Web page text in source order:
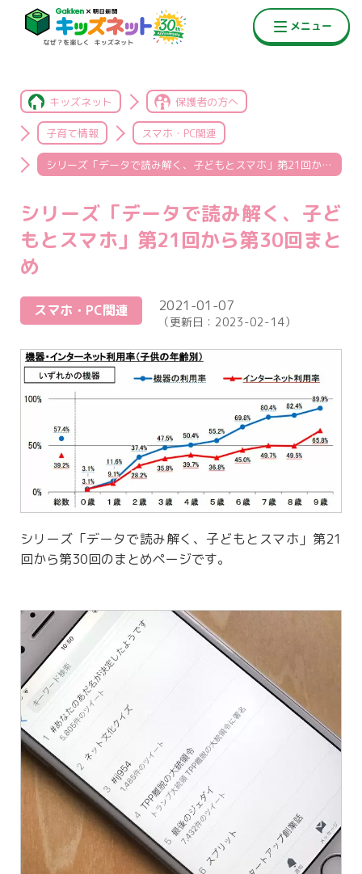
キッズネット 保護者の方へ
子育て情報 スマホ・PC関連
シリーズ「データで読み解く、子どもとスマホ」第21回から第30回まとめ
シリーズ「データで読み解く、子ど
もとスマホ」第21回から第30回まと
め
スマホ・PC関連 2021-01-07
（更新日： 2023-02-14）
シリーズ「データで読み解く、子どもとスマホ」第21
回から第30回のまとめページです。